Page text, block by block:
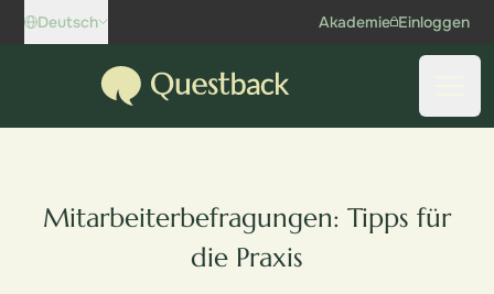
Skip to content
Deutsch Akademie Einloggen
Questback
Mitarbeiterbefragungen: Tipps für
die Praxis